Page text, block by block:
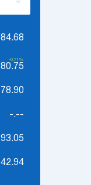
84.68
-0.71%
80.75
78.90
-.--
93.05
42.94